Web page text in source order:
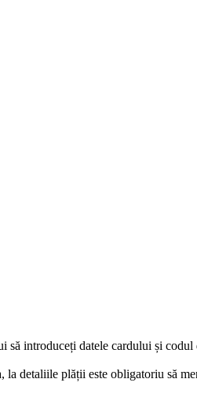
să introduceți datele cardului și
detaliile plății este obligatoriu să